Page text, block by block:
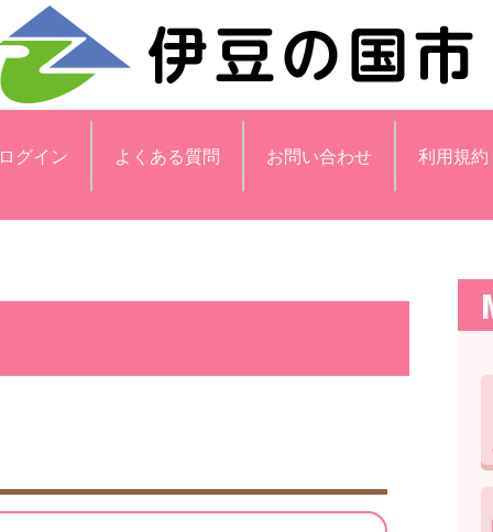
グイン よくある質問 お問い合わせ 利用規約